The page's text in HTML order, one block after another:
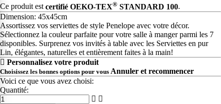
Ce produit estcertifié OEKO-TEX® STANDARD 100.
Dimension: 45x45cm
Assortissez vos serviettes de style Penelope avec votre décor.
Sélectionnez la couleur parfaite pour votre salle à manger parmi les 7
disponibles. Surprenez vos invités à table avec les Serviettes en pur
Lin, élégantes, naturelles et entièrement faites à la main!
Personnalisez votre produit
Choisissez les bonnes options pour vous Annuler et recommencer
Voici ce que vous avez choisi:
Quantité: